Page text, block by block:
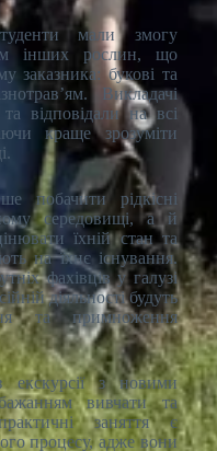
мали змогу
інших рослин, що
заказника: букові та
Викладачі
відповідали на всі
краще зрозуміти
побачити рідкісні
середовищі, а й
їхній стан та
на їхнє існування.
фахівців у галузі
діяльності будуть
та примноження
екскурсії з новими
вивчати та
заняття є
процесу, адже вони